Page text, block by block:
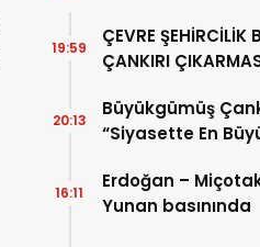
ÇEVRE ŞEHİRCİLİK
ÇANKIRI
19:59
Büyükgümüş
“Siyasette En
20:13
Erdoğan –
Yunan basınında
16:11